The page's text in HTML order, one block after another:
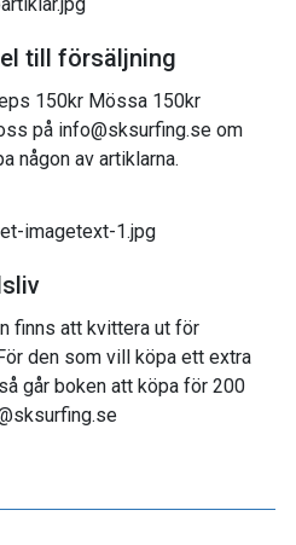
till försäljning
150kr Mössa 150kr
på info@sksurfing.se om
någon av artiklarna.
finns att kvittera ut för
den som vill köpa ett extra
går boken att köpa för 200